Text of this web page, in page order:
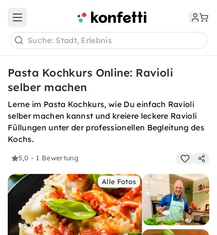
Open main menu
Suche: Stadt, Erlebnis
Pasta Kochkurs Online: Ravioli
selber machen
Lerne im Pasta Kochkurs, wie Du einfach Ravioli
selber machen kannst und kreiere leckere Ravioli
Füllungen unter der professionellen Begleitung des
Kochs.
5,0 - 1 Bewertung
Alle Fotos